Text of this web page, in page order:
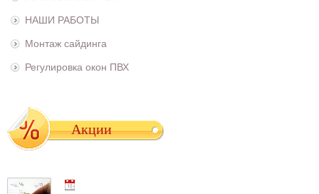
НАШИ РАБОТЫ
Монтаж сайдинга
Регулировка окон ПВХ
Акции